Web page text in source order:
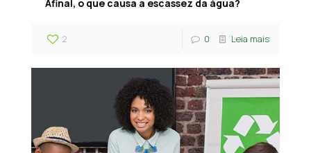
Afinal, o que causa a escassez da água?
2 0 Leia mais